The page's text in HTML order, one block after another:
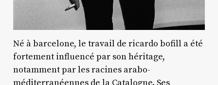
Né à barcelone, le travail de ricardo bofill a été
fortement influencé par son héritage,
notamment par les racines arabo-
méditerranéennes de la Catalogne. Ses